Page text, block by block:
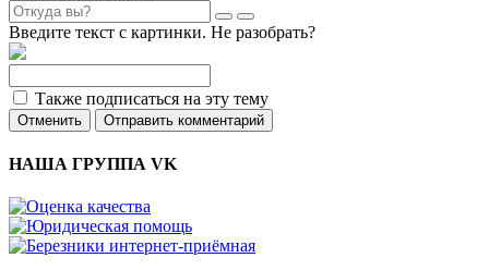
Введите текст с картинки. Не разобрать?
Также подписаться на эту тему
Отменить Отправить комментарий
НАША ГРУППА VK